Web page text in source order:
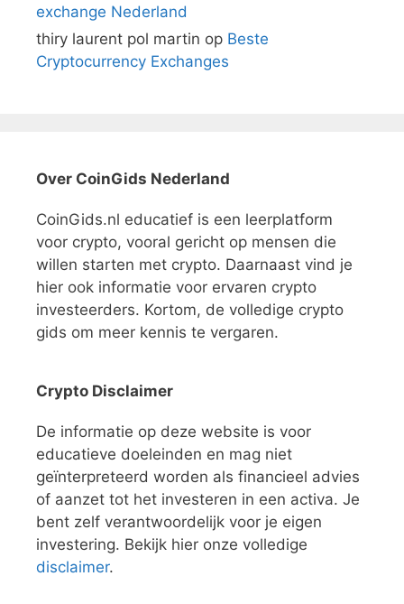
exchange Nederland
thiry laurent pol martin op Beste
Cryptocurrency Exchanges
Over CoinGids Nederland
CoinGids.nl educatief is een leerplatform
voor crypto, vooral gericht op mensen die
willen starten met crypto. Daarnaast vind je
hier ook informatie voor ervaren crypto
investeerders. Kortom, de volledige crypto
gids om meer kennis te vergaren.
Crypto Disclaimer
De informatie op deze website is voor
educatieve doeleinden en mag niet
geïnterpreteerd worden als financieel advies
of aanzet tot het investeren in een activa. Je
bent zelf verantwoordelijk voor je eigen
investering. Bekijk hier onze volledige
disclaimer.